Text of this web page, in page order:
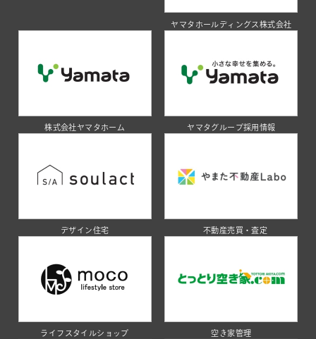
ヤマタホールディングス株式会社
株式会社ヤマタホーム ヤマタグループ採用情報
デザイン住宅 不動産売買・査定
ライフスタイルショップ 空き家管理